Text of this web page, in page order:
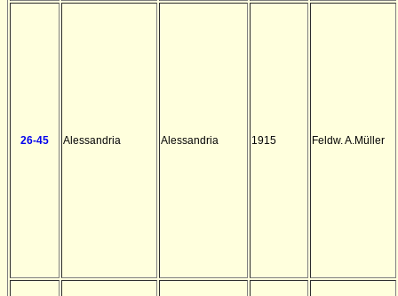
26-45 Alessandria Alessandria 1915 Feldw. A.Müller